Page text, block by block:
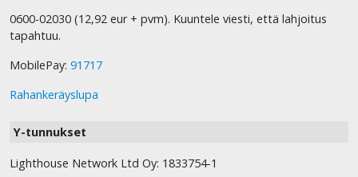
0600-02030 (12,92 eur + pvm). Kuuntele viesti, että lahjoitus
tapahtuu.
MobilePay: 91717
Rahankeräyslupa
Y-tunnukset
Lighthouse Network Ltd Oy: 1833754-1